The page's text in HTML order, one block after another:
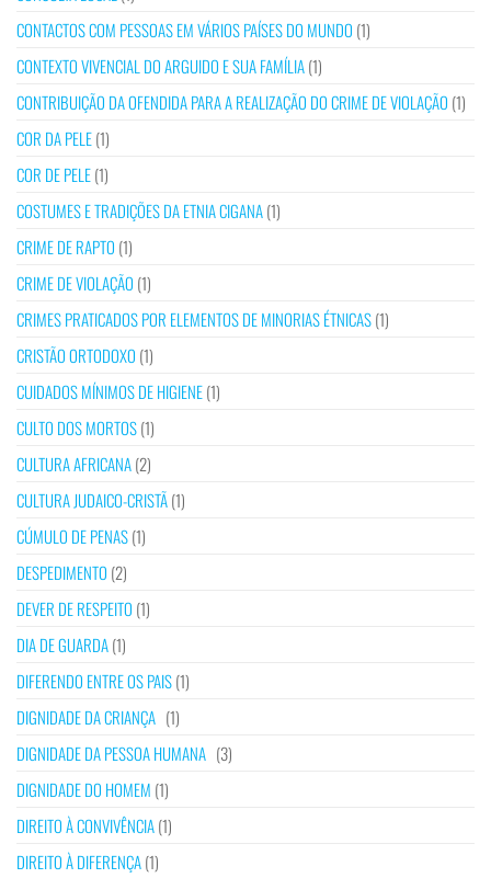
CONTACTOS COM PESSOAS EM VÁRIOS PAÍSES DO MUNDO (1)
CONTEXTO VIVENCIAL DO ARGUIDO E SUA FAMÍLIA(1)
CONTRIBUIÇÃO DA OFENDIDA PARA A REALIZAÇÃO DO CRIME DE VIOLAÇÃO (1)
COR DA PELE(1)
COR DE PELE(1)
COSTUMES E TRADIÇÕES DA ETNIA CIGANA(1)
CRIME DE RAPTO (1)
CRIME DE VIOLAÇÃO (1)
CRIMES PRATICADOS POR ELEMENTOS DE MINORIAS ÉTNICAS(1)
CRISTÃO ORTODOXO (1)
CUIDADOS MÍNIMOS DE HIGIENE(1)
CULTO DOS MORTOS(1)
CULTURA AFRICANA(2)
CULTURA JUDAICO-CRISTÃ(1)
CÚMULO DE PENAS(1)
DESPEDIMENTO (2)
DEVER DE RESPEITO (1)
DIA DE GUARDA(1)
DIFERENDO ENTRE OS PAIS(1)
DIGNIDADE DA CRIANÇA (1)
DIGNIDADE DA PESSOA HUMANA (3)
DIGNIDADE DO HOMEM (1)
DIREITO À CONVIVÊNCIA(1)
DIREITO À DIFERENÇA(1)